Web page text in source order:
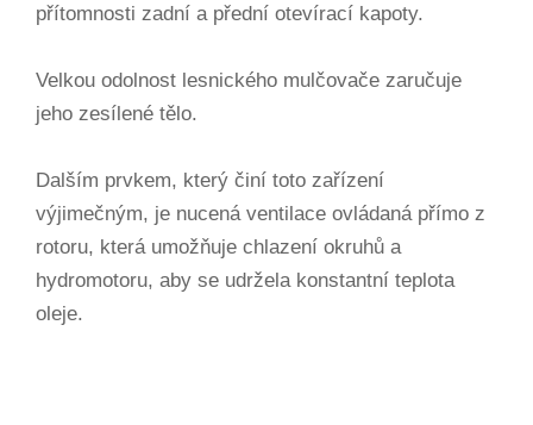
přítomnosti zadní a přední otevírací kapoty.
Velkou odolnost lesnického mulčovače zaručuje
jeho zesílené tělo.
Dalším prvkem, který činí toto zařízení
výjimečným, je nucená ventilace ovládaná přímo z
rotoru, která umožňuje chlazení okruhů a
hydromotoru, aby se udržela konstantní teplota
oleje.